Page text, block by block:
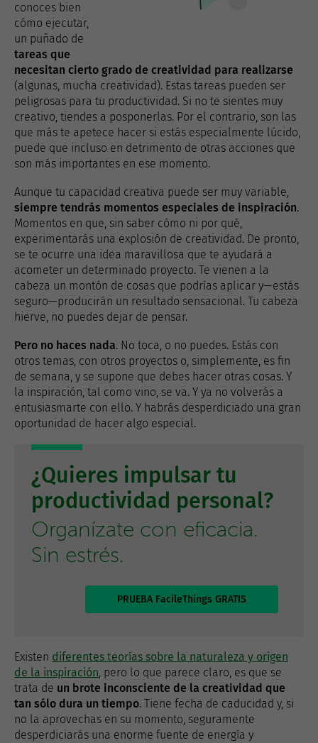
conoces bien
cómo ejecutar,
un puñado de
tareas que
necesitan cierto grado de creatividad para realizarse
(algunas, mucha creatividad). Estas tareas pueden ser
peligrosas para tu productividad. Si no te sientes muy
creativo, tiendes a posponerlas. Por el contrario, son las
que más te apetece hacer si estás especialmente lúcido,
puede que incluso en detrimento de otras acciones que
son más importantes en ese momento.
Aunque tu capacidad creativa puede ser muy variable,
siempre tendrás momentos especiales de inspiración.
Momentos en que, sin saber cómo ni por qué,
experimentarás una explosión de creatividad. De pronto,
se te ocurre una idea maravillosa que te ayudará a
acometer un determinado proyecto. Te vienen a la
cabeza un montón de cosas que podrías aplicar y—estás
seguro—producirán un resultado sensacional. Tu cabeza
hierve, no puedes dejar de pensar.
Pero no haces nada. No toca, o no puedes. Estás con
otros temas, con otros proyectos o, simplemente, es fin
de semana, y se supone que debes hacer otras cosas. Y
la inspiración, tal como vino, se va. Y ya no volverás a
entusiasmarte con ello. Y habrás desperdiciado una gran
oportunidad de hacer algo especial.
¿Quieres impulsar tu
productividad personal?
Organízate con eficacia.
Sin estrés.
PRUEBA FacileThings GRATIS
Existen diferentes teorías sobre la naturaleza y origen
de la inspiración, pero lo que parece claro, es que se
trata de un brote inconsciente de la creatividad que
tan sólo dura un tiempo. Tiene fecha de caducidad y, si
no la aprovechas en su momento, seguramente
desperdiciarás una enorme fuente de energía y